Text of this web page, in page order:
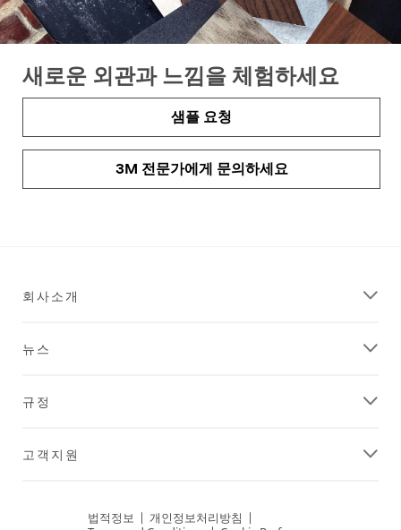
새로운 외관과 느낌을 체험하세요
샘플 요청
3M 전문가에게 문의하세요
회사소개
뉴스
규정
고객지원
법적정보 | 개인정보처리방침 |